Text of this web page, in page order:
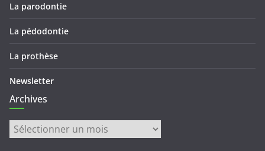
La parodontie
La pédodontie
La prothèse
Newsletter
Archives
Archives